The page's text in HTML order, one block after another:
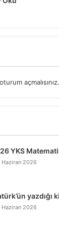
oturum açmalısınız.
YKS
Haziran 2026
yazdığı
Haziran 2026